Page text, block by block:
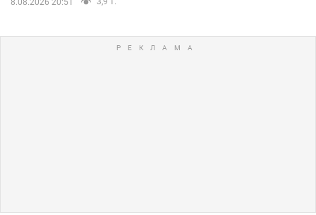
8.08.2026 20:51